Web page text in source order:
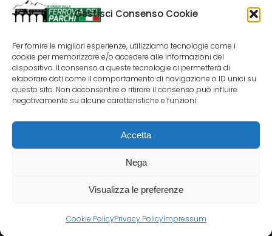
Gestisci Consenso Cookie
Per fornire le migliori esperienze, utilizziamo tecnologie come i
cookie per memorizzare e/o accedere alle informazioni del
dispositivo. Il consenso a queste tecnologie ci permetterà di
elaborare dati come il comportamento di navigazione o ID unici su
questo sito. Non acconsentire o ritirare il consenso può influire
negativamente su alcune caratteristiche e funzioni.
Accetta
Nega
Visualizza le preferenze
Cookie PolicyPrivacy PolicyImpressum
ISCRIVITI ORA!
SEGUICI SUI NOSTRI SOCIAL
COPYRIGHT 2018-2025 PALLENIUM TOURISM
SRL
AGENZIA VIAGGI E TOUR OPERATOR – P.IVA: